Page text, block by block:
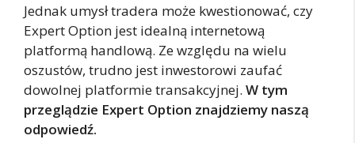
Jednak umysł tradera może kwestionować, czy
Expert Option jest idealną internetową
platformą handlową. Ze względu na wielu
oszustów, trudno jest inwestorowi zaufać
dowolnej platformie transakcyjnej. W tym
przeglądzie Expert Option znajdziemy naszą
odpowiedź.